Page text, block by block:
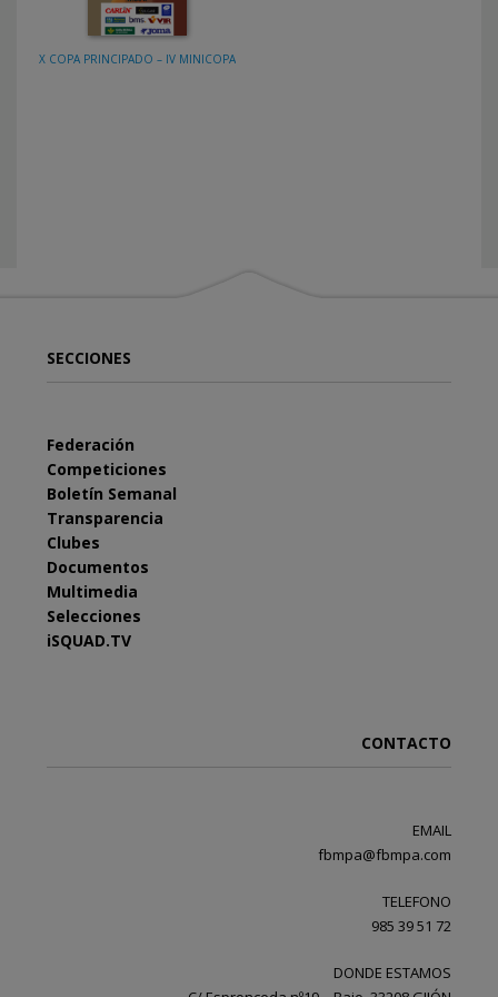
X COPA PRINCIPADO – IV MINICOPA
SECCIONES
Federación
Competiciones
Boletín Semanal
Transparencia
Clubes
Documentos
Multimedia
Selecciones
iSQUAD.TV
CONTACTO
EMAIL
fbmpa@fbmpa.com
TELEFONO
985 39 51 72
DONDE ESTAMOS